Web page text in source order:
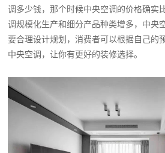
调多少钱，那个时候中央空调的价格确实
调规模化生产和细分产品种类增多， 中央
要合理设计规划，消费者可以根据自己的
中央空调，让你有更好的装修选择。